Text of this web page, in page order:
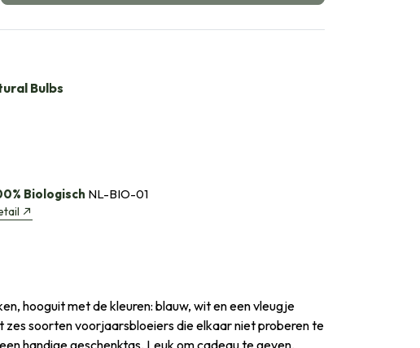
Bulbs
Biologisch NL-BIO-01
hooguit met de kleuren: blauw, wit en een vleugje
zes soorten voorjaarsbloeiers die elkaar niet proberen te
handige geschenktas. Leuk om cadeau te geven,